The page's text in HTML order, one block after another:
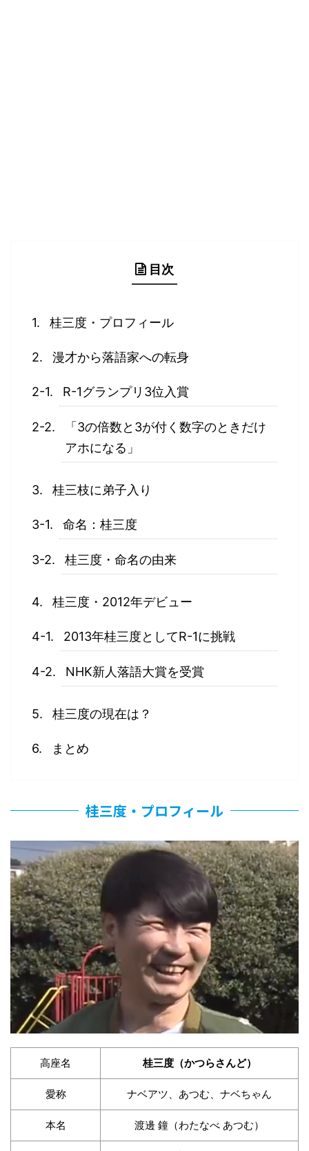
目次
桂三度・プロフィール
漫才から落語家への転身
R-1グランプリ3位入賞
「3の倍数と3が付く数字のときだけ
アホになる」
桂三枝に弟子入り
命名：桂三度
桂三度・命名の由来
桂三度・2012年デビュー
2013年桂三度としてR-1に挑戦
NHK新人落語大賞を受賞
桂三度の現在は？
まとめ
桂三度・プロフィール
高座名 桂三度（かつらさんど）
愛称 ナベアツ、あつむ、ナベちゃん
本名 渡邊 鐘（わたなべ あつむ）